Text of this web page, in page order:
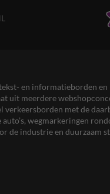
en informatieborden en
uit meerdere
verkeersborden met de
wegmarkeringen
de industrie en duurzaam